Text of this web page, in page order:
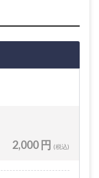
2,000 円 (税込)